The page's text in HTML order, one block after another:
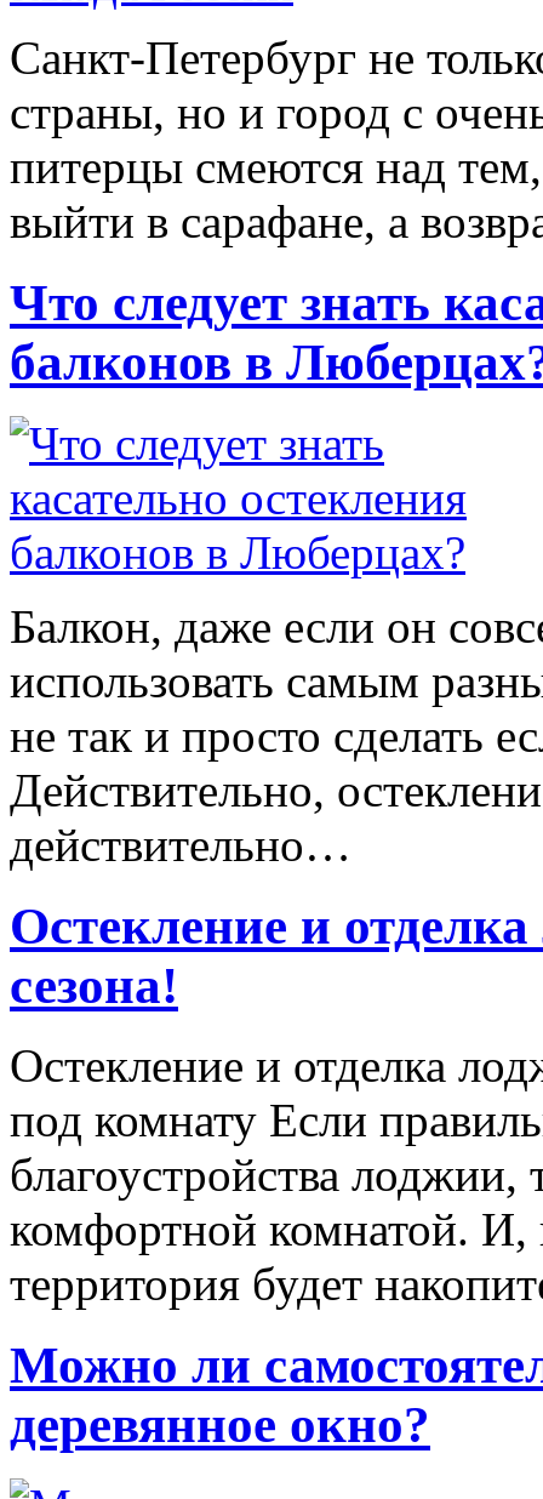
Санкт-Петербург не
страны, но и город с
питерцы смеются над
выйти в сарафане, а
Что следует знать
балконов в
Балкон, даже если он
использовать самым
не так и просто сделать
Действительно,
действительно…
Остекление и
сезона!
Остекление и отделка
под комнату Если
благоустройства лоджии,
комфортной комнатой. И,
территория будет
Можно ли
деревянное окно?